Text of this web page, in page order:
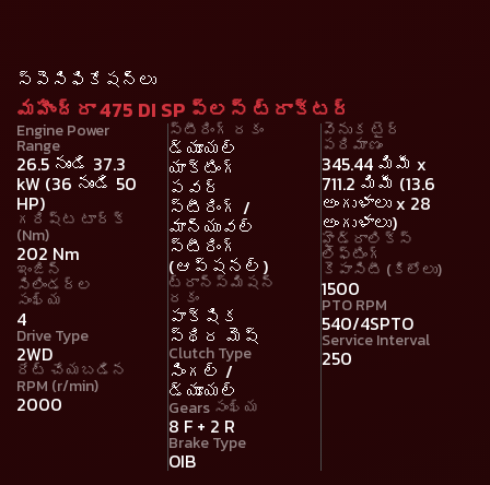
స్పెసిఫికేషన్లు
మహీంద్రా 475 DI SP ప్లస్ ట్రాక్టర్
Engine Power
Range
26.5 నుండి 37.3
kW (36 నుండి 50
HP)
గరిష్ట టార్క్
(Nm)
202 Nm
ఇంజిన్
సిలిండర్ల
సంఖ్య
4
Drive Type
2WD
రేట్ చేయబడిన
RPM (r/min)
2000
స్టీరింగ్ రకం
డ్యూయల్
యాక్టింగ్
పవర్
స్టీరింగ్ /
మాన్యువల్
స్టీరింగ్
(ఆప్షనల్)
ట్రాన్స్మిషన్
రకం
పాక్షిక
స్థిర మెష్
Clutch Type
సింగల్ /
డ్యూయల్
Gears సంఖ్య
8 F + 2 R
Brake Type
OIB
వెనుక టైర్
పరిమాణం
345.44 మిమీ x
711.2 మిమీ (13.6
అంగుళాలు x 28
అంగుళాలు)
హైడ్రాలిక్స్
లిఫ్టింగ్
కెపాసిటీ (కిలోలు)
1500
PTO RPM
540/4SPTO
Service Interval
250